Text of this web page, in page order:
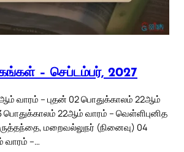
– செப்டம்பர், 2027
வாரம் – புதன் 02 பொதுக்காலம் 22ஆம்
பொதுக்காலம் 22ஆம் வாரம் – வெள்ளிபுனித
மறைவல்லுநர் (நினைவு) 04
–…